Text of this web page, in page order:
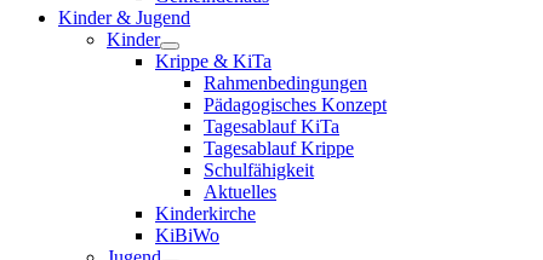
Kinder & Jugend
Kinder
Krippe & KiTa
Rahmenbedingungen
Pädagogisches Konzept
Tagesablauf KiTa
Tagesablauf Krippe
Schulfähigkeit
Aktuelles
Kinderkirche
KiBiWo